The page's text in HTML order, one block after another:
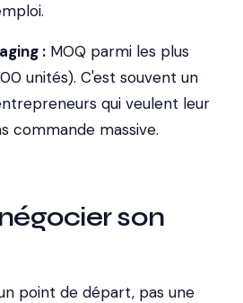
: MOQ parmi les plus
unités). C'est souvent un
qui veulent leur
commande massive.
son
point de départ, pas une